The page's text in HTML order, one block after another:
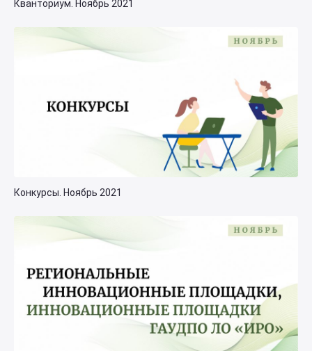
Кванториум. Ноябрь 2021
Конкурсы. Ноябрь 2021